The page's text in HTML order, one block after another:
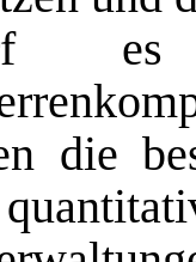
es
die